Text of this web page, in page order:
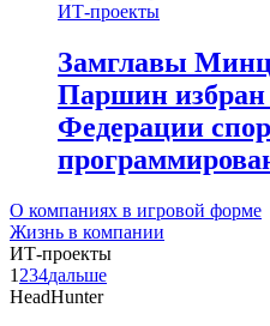
ИТ-проекты
Замглавы
Паршин избран
Федерации
О компаниях в игровой форме
Жизнь в компании
ИТ-проекты
1 234дальше
HeadHunter